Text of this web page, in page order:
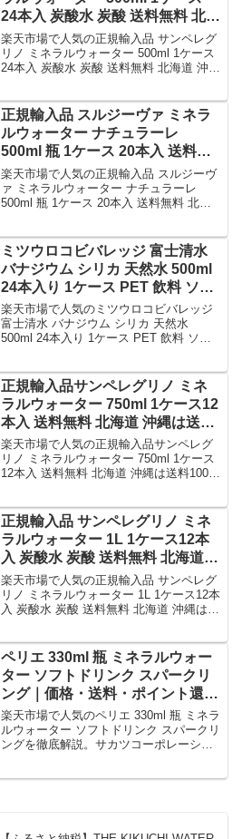
24本入 炭酸水 炭酸 送料無料 北海
道 沖縄は送料1000円 クール便は
800円加算｜価格・送料・ポイン
ト還元まとめ
楽天市場で人気の正規輸入品 サンペレグ
リノ ミネラルウォーター 500ml 1ケース
24本入 炭酸水 炭酸 送料無料 北海道 沖縄
場店から8,780円で販売中（送料込み・ポ
イント1倍）。実ユーザーレビュー0件・
平均評価0の商品情報・購入方法まとめ。
正規輸入品 スルジーヴァ ミネラ
ルウォーター ナチュラーレ
500ml 瓶 1ケース 20本入 送料無
料 北海道 沖縄は送料1000円 クー
ル便は800円加算｜価格・送料・
ポイント還元まとめ
楽天市場で人気の正規輸入品 スルジーヴ
ァ ミネラルウォーター ナチュラーレ
500ml 瓶 1ケース 20本入 送料無料 北海
楽天市場店から8,880円で販売中（送料込
み・ポイント1倍）。実ユーザーレビュー
0件・平均評価0の商品情報・購入方法ま
とめ。
ミツウロコビバレッジ 富士清水
バナジウム シリカ 天然水 500ml
24本入り 1ケース PET 飲料 ソフ
トドリンク 送料無料 北海道 沖縄
は送料1000円 代引不可 同梱不可
日時指定不可｜価格・送料・ポイ
楽天市場で人気のミツウロコビバレッジ
富士清水 バナジウム シリカ 天然水
500ml 24本入り 1ケース PET 飲料 ソフ
を徹底解説。サカツコーポレーション楽
天市場店から2,580円で販売中（送料込
み・ポイント1倍）。実ユーザーレビュー
0件・平均評価0の商品情報・購入方法ま
とめ。
正規輸入品サンペレグリノ ミネ
ラルウォーター 750ml 1ケース12
本入 送料無料 北海道 沖縄は送料
1000円加算 クール便は800円加算
炭酸水 炭酸｜価格・送料・ポイ
ント還元まとめ
楽天市場で人気の正規輸入品サンペレグ
リノ ミネラルウォーター 750ml 1ケース
12本入 送料無料 北海道 沖縄は送料1000
天市場店から6,280円で販売中（送料込
み・ポイント1倍）。実ユーザーレビュー
0件・平均評価0の商品情報・購入方法ま
とめ。
正規輸入品 サンペレグリノ ミネ
ラルウォーター 1L 1ケース12本
入 炭酸水 炭酸 送料無料 北海道
沖縄は送料1000円加算 クール便
は800円加算｜価格・送料・ポイ
ント還元まとめ
楽天市場で人気の正規輸入品 サンペレグ
リノ ミネラルウォーター 1L 1ケース12本
入 炭酸水 炭酸 送料無料 北海道 沖縄は送
場店から6,480円で販売中（送料込み・ポ
イント1倍）。実ユーザーレビュー0件・
平均評価0の商品情報・購入方法まとめ。
ペリエ 330ml 瓶 ミネラルウォー
ター ソフトドリンク スパークリ
ング｜価格・送料・ポイント還元
まとめ
楽天市場で人気のペリエ 330ml 瓶 ミネラ
ルウォーター ソフトドリンク スパークリ
ングを徹底解説。サカツコーポレーショ